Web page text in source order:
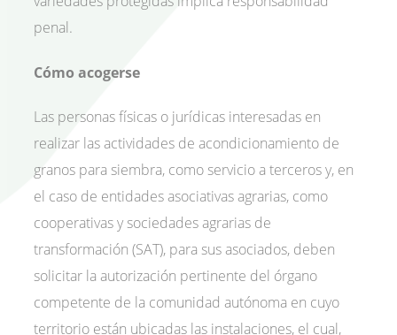
penal.
Cómo acogerse
Las personas físicas o jurídicas interesadas en
realizar las actividades de acondicionamiento de
granos para siembra, como servicio a terceros y, en
el caso de entidades asociativas agrarias, como
cooperativas y sociedades agrarias de
transformación (SAT), para sus asociados, deben
solicitar la autorización pertinente del órgano
competente de la comunidad autónoma en cuyo
territorio están ubicadas las instalaciones, el cual,